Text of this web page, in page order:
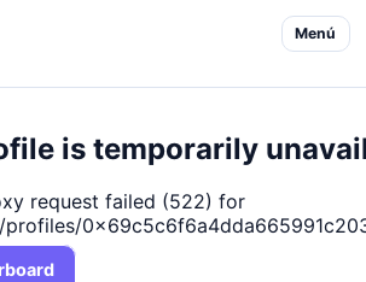
Menú
is temporarily
request failed (522) for